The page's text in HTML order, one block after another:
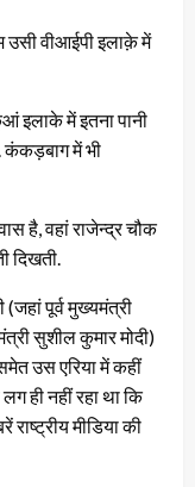
वीआईपी इलाक़े में
इलाके में इतना पानी
कंकड़बाग में भी
है, वहां राजेन्द्र चौक
दिखती.
पूर्व मुख्यमंत्री
सुशील कुमार मोदी)
उस एरिया में कहीं
ही नहीं रहा था कि
मीडिया की